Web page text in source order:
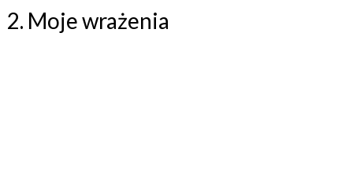
2. Moje wrażenia